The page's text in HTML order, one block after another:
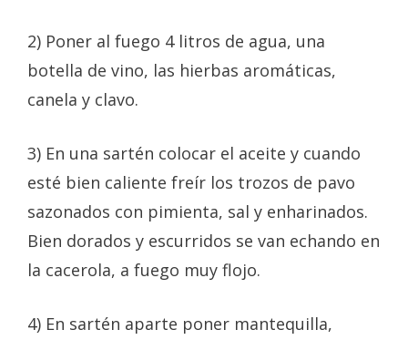
2) Poner al fuego 4 litros de agua, una
botella de vino, las hierbas aromáticas,
canela y clavo.
3) En una sartén colocar el aceite y cuando
esté bien caliente freír los trozos de pavo
sazonados con pimienta, sal y enharinados.
Bien dorados y escurridos se van echando en
la cacerola, a fuego muy flojo.
4) En sartén aparte poner mantequilla,